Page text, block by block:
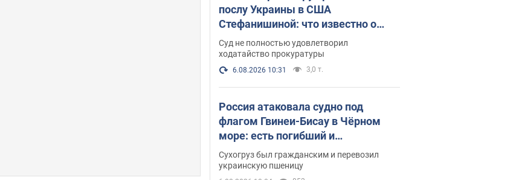
послу Украины в США
Стефанишиной: что известно о
деле
Суд не полностью удовлетворил
ходатайство прокуратуры
6.08.2026 10:31 3,0 т.
Россия атаковала судно под
флагом Гвинеи-Бисау в Чёрном
море: есть погибший и
пострадавшие
Сухогруз был гражданским и перевозил
украинскую пшеницу